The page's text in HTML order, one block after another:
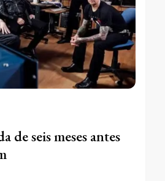
de seis meses antes